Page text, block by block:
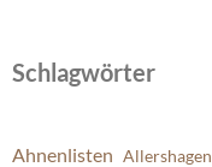
Schlagwörter
Ahnenlisten Allershagen